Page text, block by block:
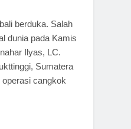
berduka. Salah
dunia pada Kamis
Ilyas, LC.
Sumatera
operasi cangkok